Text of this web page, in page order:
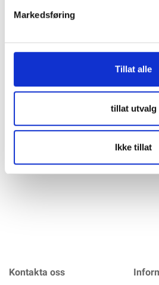
Markedsføring
Tillat alle
tillat utvalg
Ikke tillat
Specifikation
VICTRON AGM Batteri 12V 130Ah
mycket god kvalitet. Batteriet
förbrukningsbatteri för solceller i
Kontakta oss